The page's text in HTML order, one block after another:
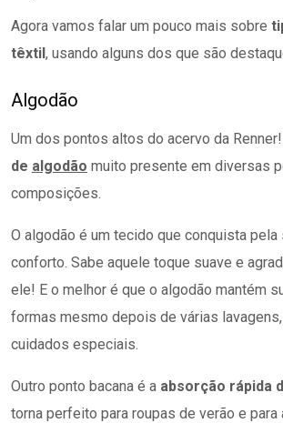
Agora vamos falar um pouco mais sobre
têxtil, usando alguns dos que são
Algodão
Um dos pontos altos do acervo da
de algodão muito presente em diversas
composições.
O algodão é um tecido que conquista pela
conforto. Sabe aquele toque suave e
ele! E o melhor é que o algodão mantém
formas mesmo depois de várias
cuidados especiais.
Outro ponto bacana é a absorção rápida
torna perfeito para roupas de verão e para